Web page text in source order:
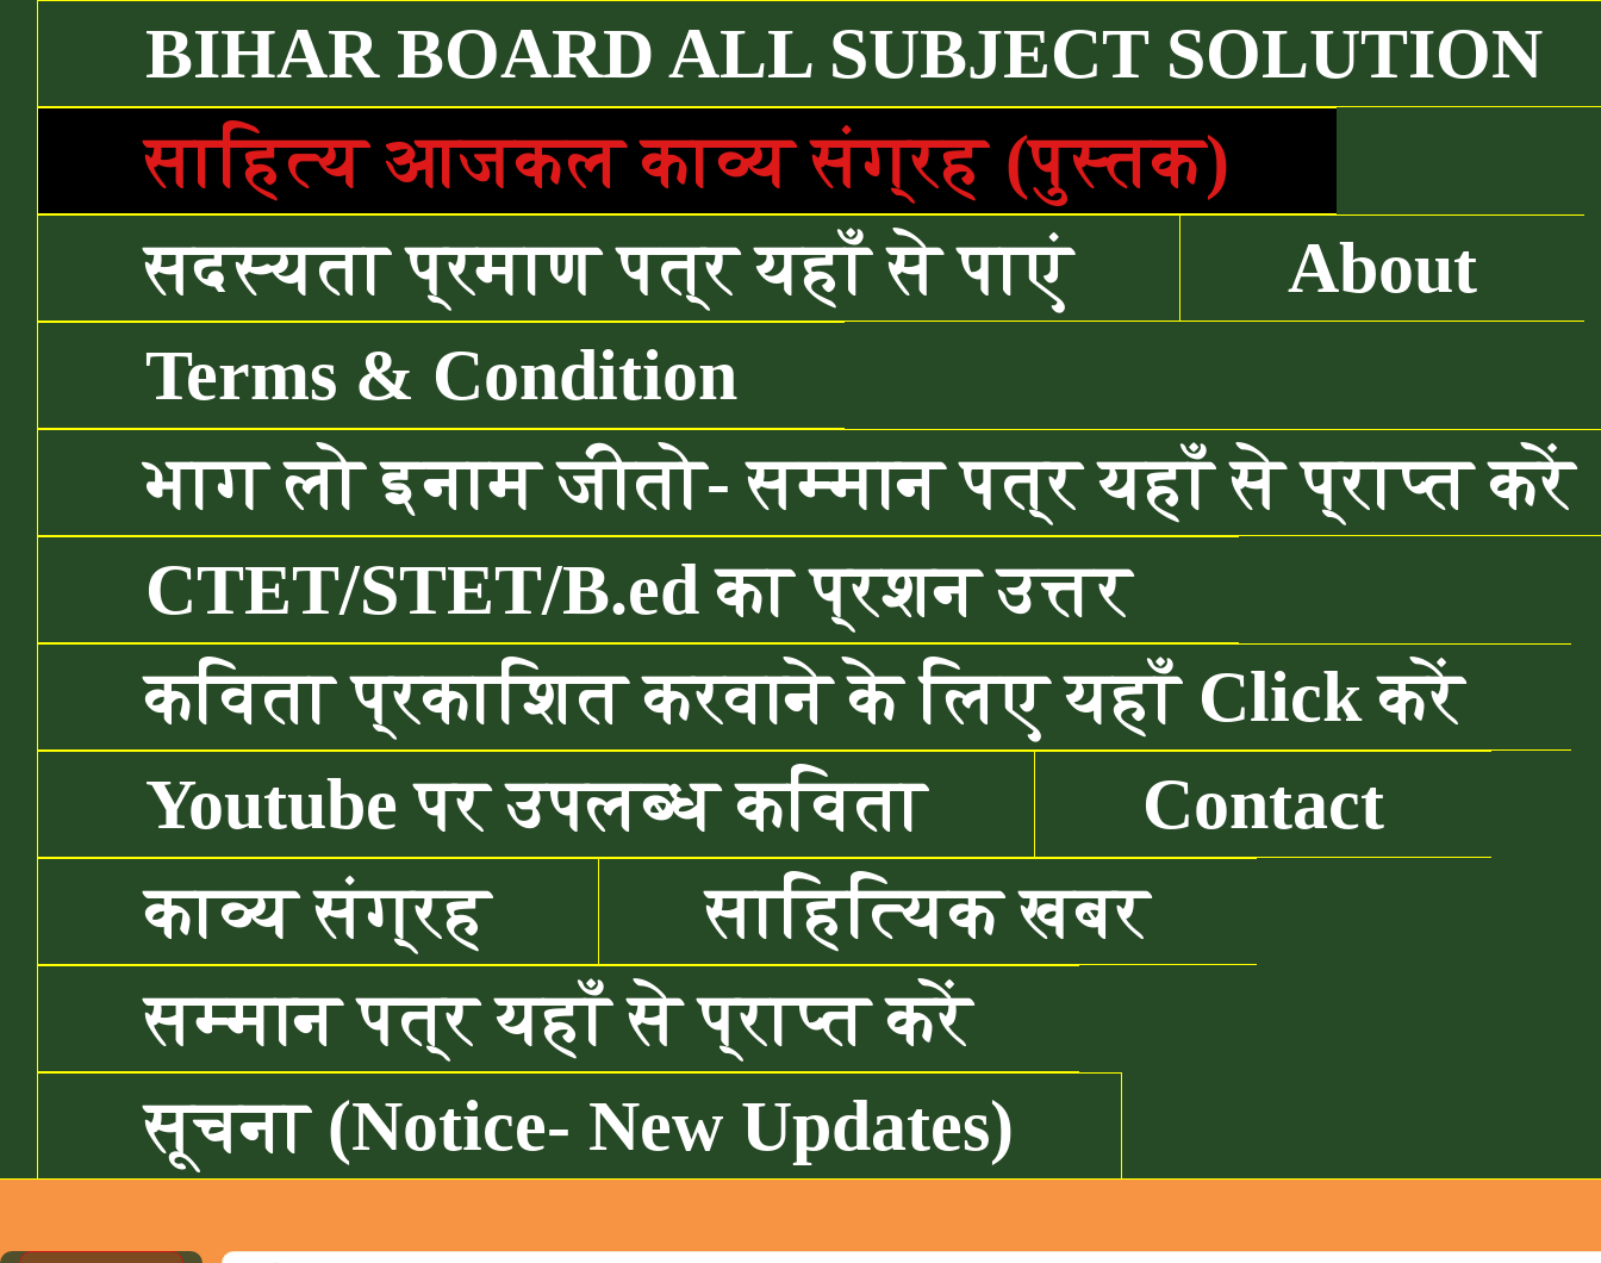
BIHAR BOARD ALL SUBJECT SOLUTION
साहित्य आजकल काव्य संग्रह (पुस्तक)
सदस्यता प्रमाण पत्र यहाँ से पाएं
About
Terms & Condition
भाग लो इनाम जीतो- सम्मान पत्र यहाँ से प्राप्त करें
CTET/STET/B.ed का प्रशन उत्तर
कविता प्रकाशित करवाने के लिए यहाँ Click करें
Youtube पर उपलब्ध कविता
Contact
काव्य संग्रह
साहित्यिक खबर
सम्मान पत्र यहाँ से प्राप्त करें
सूचना (Notice- New Updates)